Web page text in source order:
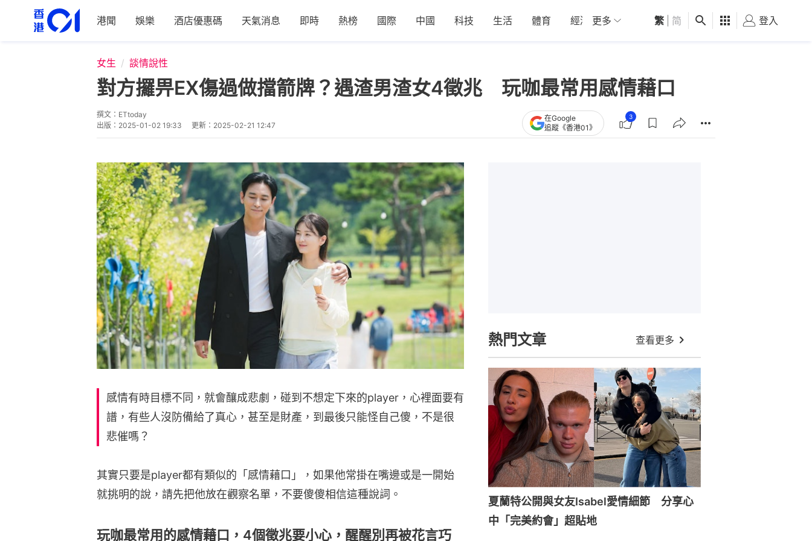
港聞 娛樂 酒店優惠碼 天氣消息 即時 熱榜 國際 中國 科技 生活 體育 經濟 01深圳 觀點 健康 好食玩飛
更多 繁 简 登入
女生 談情說性
對方攞畀EX傷過做擋箭牌？遇渣男渣女4徵兆 玩咖最常用感情藉口
撰文： ETtoday
出版： 2025-01-02 19:33 更新： 2025-02-21 12:47
在Google
追蹤《香港01》
3
感情有時目標不同，就會釀成悲劇，碰到不想定下來的player，心裡面要有
譜，有些人沒防備給了真心，甚至是財產，到最後只能怪自己傻，不是很
悲催嗎？
其實只要是player都有類似的「感情藉口」，如果他常掛在嘴邊或是一開始
就挑明的說，請先把他放在觀察名單，不要傻傻相信這種說詞。
玩咖最常用的感情藉口，4個徵兆要小心，醒醒別再被花言巧
熱門文章 查看更多
夏蘭特公開與女友Isabel愛情細節 分享心
中「完美約會」超貼地